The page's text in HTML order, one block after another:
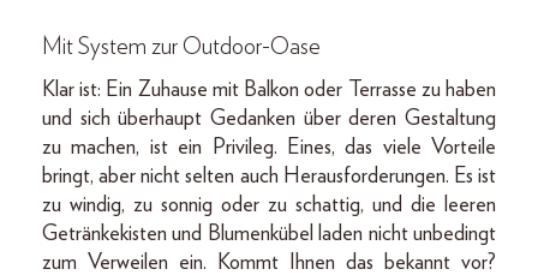
Mit System zur Outdoor-Oase
Klar ist: Ein Zuhause mit Balkon oder Terrasse zu haben
und sich überhaupt Gedanken über deren Gestaltung
zu machen, ist ein Privileg. Eines, das viele Vorteile
bringt, aber nicht selten auch Herausforderungen. Es ist
zu windig, zu sonnig oder zu schattig, und die leeren
Getränkekisten und Blumenkübel laden nicht unbedingt
zum Verweilen ein. Kommt Ihnen das bekannt vor?